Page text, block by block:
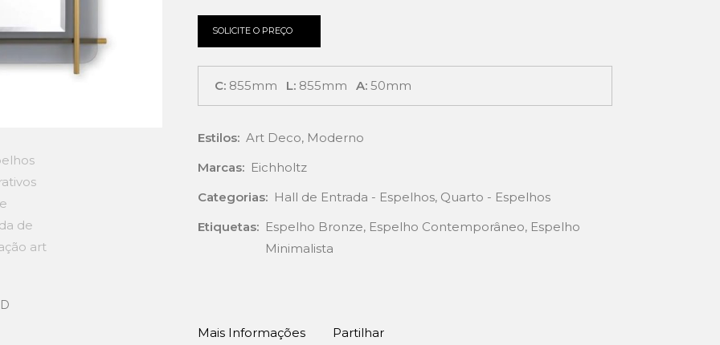
SOLICITE O PREÇO
C: 855mm L: 855mm A: 50mm
Estilos: Art Deco, Moderno
Marcas: Eichholtz
Categorias: Hall de Entrada - Espelhos, Quarto - Espelhos
Etiquetas: Espelho Bronze, Espelho Contemporâneo, Espelho
Minimalista
Mais Informações Partilhar